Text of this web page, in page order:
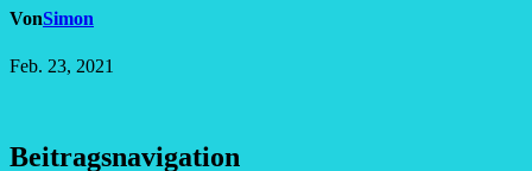
VonSimon
Feb. 23, 2021
Beitragsnavigation